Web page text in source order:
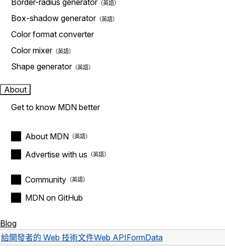
Box-shadow generator
Color format converter
Color mixer
Shape generator
About
Get to know MDN better
About MDN
Advertise with us
Community
MDN on GitHub
Blog
給開發者的 Web 技術文件Web APIFormData